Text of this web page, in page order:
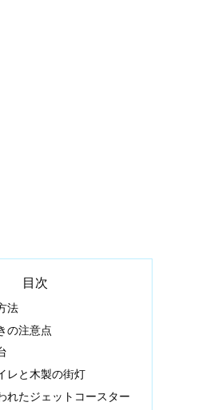
目次
法
の注意点
レと木製の街灯
れたジェットコースター